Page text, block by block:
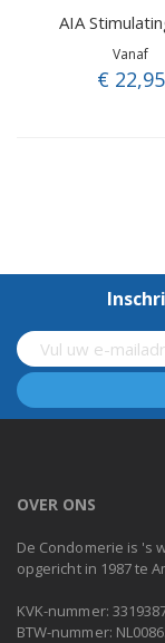
AIA
Vanaf
€ 22,95
OVER ONS
De Condomerie is 's
opgericht in 1987 te
KVK-nummer:
BTW-nummer: